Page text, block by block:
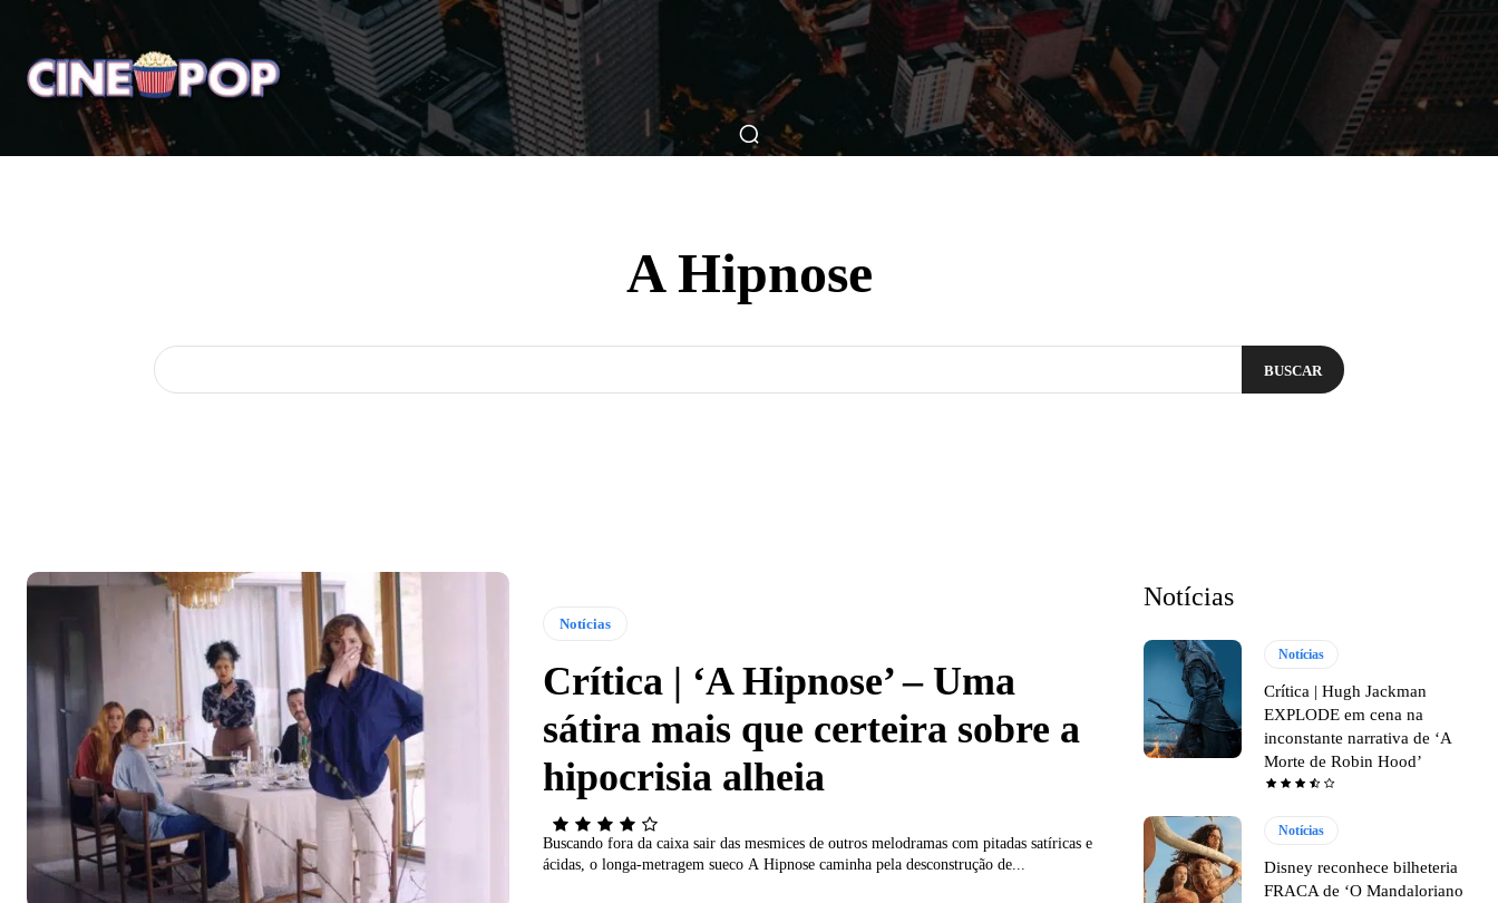
Home Notícias Críticas Breve Nos Cinemas Matérias Nos Cinemas Filmes Séries Música Gênero
A Hipnose
BUSCAR
Notícias
Crítica | ‘A Hipnose’ – Uma
sátira mais que certeira sobre a
hipocrisia alheia
Buscando fora da caixa sair das mesmices de outros melodramas com pitadas satíricas e
ácidas, o longa-metragem sueco A Hipnose caminha pela desconstrução de...
Notícias
Notícias
Crítica | Hugh Jackman
EXPLODE em cena na
inconstante narrativa de ‘A
Morte de Robin Hood’
Notícias
Disney reconhece bilheteria
FRACA de ‘O Mandaloriano